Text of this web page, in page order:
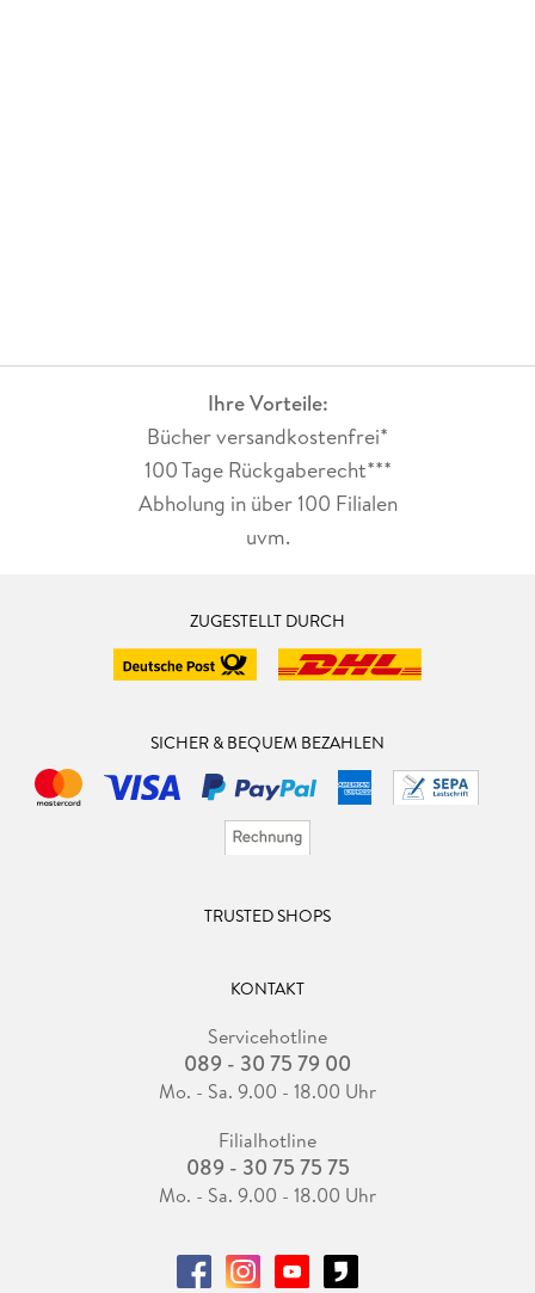
Ihre Vorteile:
Bücher versandkostenfrei*
100 Tage Rückgaberecht***
Abholung in über 100 Filialen
uvm.
ZUGESTELLT DURCH
SICHER & BEQUEM BEZAHLEN
TRUSTED SHOPS
KONTAKT
Servicehotline
089 - 30 75 79 00
Mo. - Sa. 9.00 - 18.00 Uhr
Filialhotline
089 - 30 75 75 75
Mo. - Sa. 9.00 - 18.00 Uhr